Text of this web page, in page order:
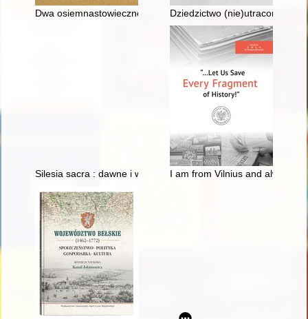
Dwa osiemnastowieczne kielichy mszalne z wrocławskiego
Dziedzictwo (nie)utracone :
Silesia sacra : dawne i współczesne miejsca pielgrzymkowe
I am from Vilnius and alway